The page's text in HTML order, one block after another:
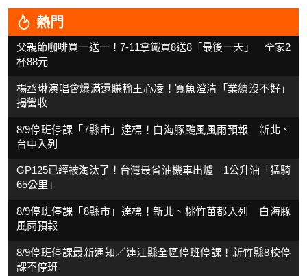
熱門
父親節咖啡買一送一！7-11拿鐵買8送8「最後一天」 全家2
杯88元
楊丞琳演唱會爆滿還賺輸王心凌！寬魚澄清「業績沒不好」
揭營收
8/9停班停課「7縣市」達標！白海豚颱風風雨預報 新北、
台中入列
GP125已經被淘汰了！台灣最省油機車出爐 1公升油「猛騎
65公里」
8/9停班停課「8縣市」達標！新北、桃竹苗都入列 白海豚
風雨預報
8/9停班停課最新通知／連江縣全區停班停課！新竹縣8校停
課不停班